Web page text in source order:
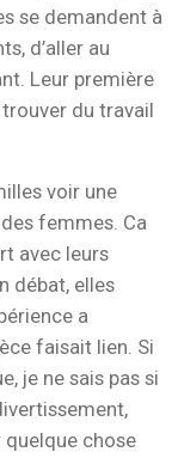
se demandent à
d’aller au
Leur première
trouver du travail
voir une
femmes. Ca
avec leurs
débat, elles
a
faisait lien. Si
je ne sais pas si
quelque chose